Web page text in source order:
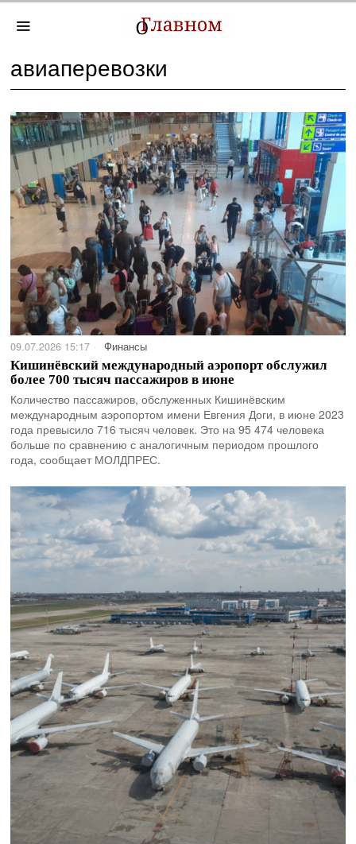
авиаперевозки
09.07.2026 15:17 Финансы
Кишинёвский международный аэропорт обслужил
более 700 тысяч пассажиров в июне
Количество пассажиров, обслуженных Кишинёвским
международным аэропортом имени Евгения Доги, в июне 2023
года превысило 716 тысяч человек. Это на 95 474 человека
больше по сравнению с аналогичным периодом прошлого
года, сообщает МОЛДПРЕС.